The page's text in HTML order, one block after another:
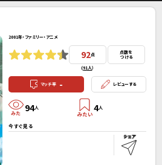
2001年・ファミリー・アニメ
92点
(91人）
点数を
つける
マッチ率 - レビューする
94人 4人
今すぐ見る